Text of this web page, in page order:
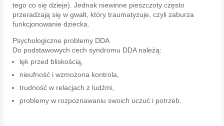
tego co się dzieje). Jednak niewinne pieszczoty często
przeradzają się w gwałt, który traumatyzuje, czyli zaburza
funkcjonowanie dziecka.
Psychologiczne problemy DDA
Do podstawowych cech syndromu DDA należą:
lęk przed bliskością,
nieufność i wzmożona kontrola,
trudność w relacjach z ludźmi,
problemy w rozpoznawaniu swoich uczuć i potrzeb.